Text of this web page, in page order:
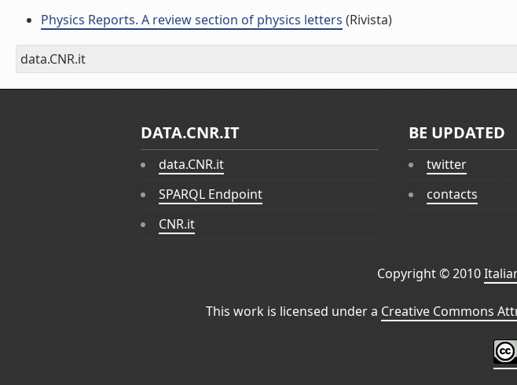
Physics Reports. A review section of physics letters (Rivista)
data.CNR.it
DATA.CNR.IT
data.CNR.it
SPARQL Endpoint
CNR.it
BE UPDATED
twitter
contacts
Copyright © 2010
This work is licensed under a Creative Commons